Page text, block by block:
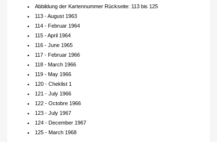
Abbildung der Kartennummer Rückseite: 113 bis 125
113 - August 1963
114 - Februar 1964
115 - April 1964
116 - June 1965
117 - Februar 1966
118 - March 1966
119 - May 1966
120 - Cheklist 1
121 - July 1966
122 - Octobre 1966
123 - July 1967
124 - December 1967
125 - March 1968